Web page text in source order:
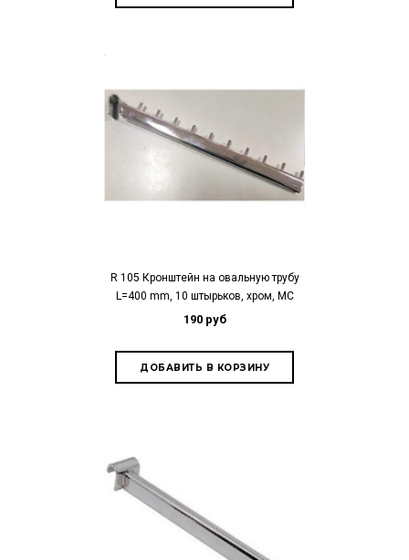
R 105 Кронштейн на овальную трубу
L=400 mm, 10 штырьков, хром, МС
190 руб